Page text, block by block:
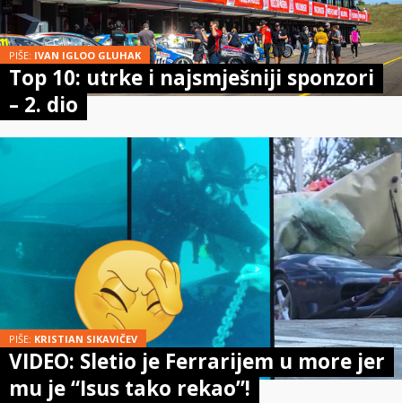
PIŠE: IVAN IGLOO GLUHAK
Top 10: utrke i najsmješniji sponzori
– 2. dio
PIŠE: KRISTIAN SIKAVIČEV
VIDEO: Sletio je Ferrarijem u more jer
mu je “Isus tako rekao”!